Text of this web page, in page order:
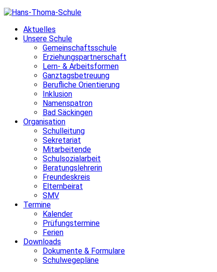
Skip
contentAktuelles
Unsere Schule
Gemeinschaftsschule
Erziehungspartnerschaft
Lern- & Arbeitsformen
Ganztagsbetreuung
Berufliche Orientierung
Inklusion
Namenspatron
Bad Säckingen
Organisation
Schulleitung
Sekretariat
Mitarbeitende
Schulsozialarbeit
Beratungslehrerin
Freundeskreis
Elternbeirat
SMV
Termine
Kalender
Prüfungstermine
Ferien
Downloads
Dokumente & Formulare
Schulwegepläne